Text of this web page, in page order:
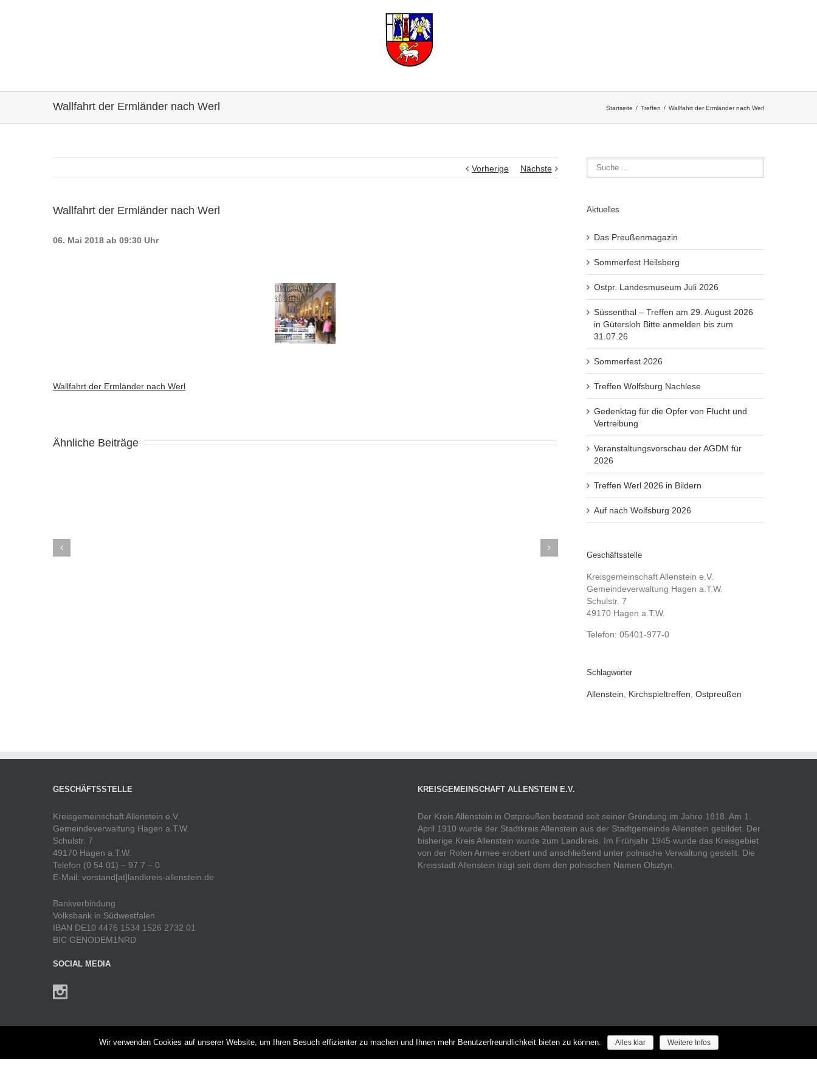
Wallfahrt der Ermländer nach Werl Startseite Treffen Wallfahrt der Ermländer nach Werl
Vorherige Nächste
Wallfahrt der Ermländer nach Werl
06. Mai 2018 ab 09:30 Uhr
Wallfahrt der Ermländer nach Werl
Ähnliche Beiträge
Aktuelles
Das Preußenmagazin
Sommerfest Heilsberg
Ostpr. Landesmuseum Juli 2026
Süssenthal – Treffen am 29. August 2026
in Gütersloh Bitte anmelden bis zum
31.07.26
Sommerfest 2026
Treffen Wolfsburg Nachlese
Gedenktag für die Opfer von Flucht und
Vertreibung
Veranstaltungsvorschau der AGDM für
2026
Treffen Werl 2026 in Bildern
Auf nach Wolfsburg 2026
Geschäftsstelle
Kreisgemeinschaft Allenstein e.V.
Gemeindeverwaltung Hagen a.T.W.
Schulstr. 7
49170 Hagen a.T.W.
Telefon: 05401-977-0
Schlagwörter
Allenstein Kirchspieltreffen Ostpreußen
GESCHÄFTSSTELLE
Kreisgemeinschaft Allenstein e.V.
Gemeindeverwaltung Hagen a.T.W.
Schulstr. 7
49170 Hagen a.T.W.
Telefon (0 54 01) – 97 7 – 0
E-Mail: vorstand[at]landkreis-allenstein.de
Bankverbindung
Volksbank in Südwestfalen
IBAN DE10 4476 1534 1526 2732 01
BIC GENODEM1NRD
SOCIAL MEDIA
KREISGEMEINSCHAFT ALLENSTEIN E.V.
Der Kreis Allenstein in Ostpreußen bestand seit seiner Gründung im Jahre 1818. Am 1.
April 1910 wurde der Stadtkreis Allenstein aus der Stadtgemeinde Allenstein gebildet. Der
bisherige Kreis Allenstein wurde zum Landkreis. Im Frühjahr 1945 wurde das Kreisgebiet
von der Roten Armee erobert und anschließend unter polnische Verwaltung gestellt. Die
Kreisstadt Allenstein trägt seit dem den polnischen Namen Olsztyn.
Heimatjahrbuch Das Preußenmagazin
Wir verwenden Cookies auf unserer Website, um Ihren Besuch effizienter zu machen und Ihnen mehr Benutzerfreundlichkeit bieten zu können. Alles klar Weitere Infos